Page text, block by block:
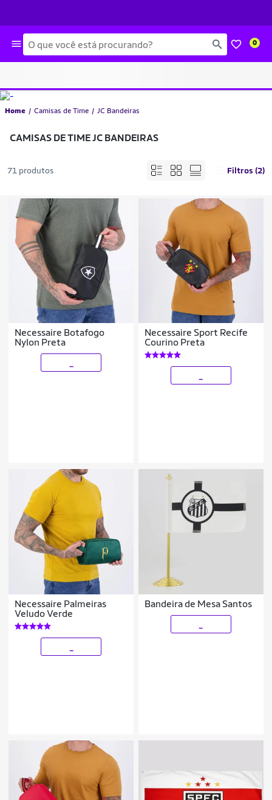
Busca 0
Home Camisas de Time JC Bandeiras
CAMISAS DE TIME JC BANDEIRAS
71 produtos Filtros (2)
Necessaire Botafogo
Nylon Preta
Necessaire Sport Recife
Courino Preta
Necessaire Palmeiras
Veludo Verde
Bandeira de Mesa Santos